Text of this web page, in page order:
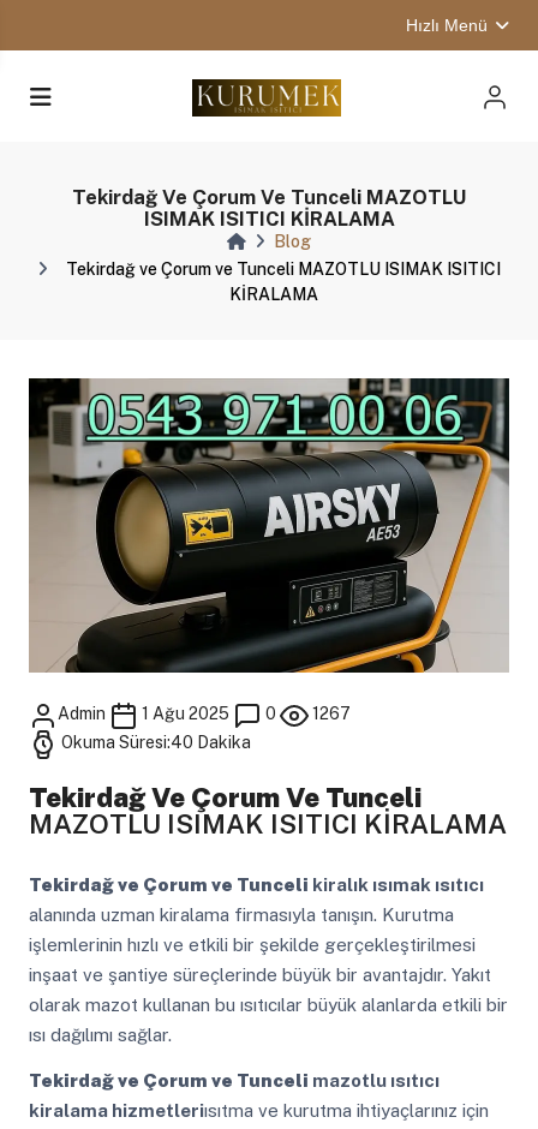
Hızlı Menü
Tekirdağ Ve Çorum Ve Tunceli MAZOTLU
ISIMAK ISITICI KİRALAMA
Blog
Tekirdağ ve Çorum ve Tunceli MAZOTLU ISIMAK ISITICI
KİRALAMA
Admin 1 Ağu 2025 0
1267
Okuma Süresi:40 Dakika
Tekirdağ Ve Çorum Ve Tunceli
MAZOTLU ISIMAK ISITICI KİRALAMA
Tekirdağ ve Çorum ve Tunceli kiralık ısımak ısıtıcı
alanında uzman kiralama firmasıyla tanışın. Kurutma
işlemlerinin hızlı ve etkili bir şekilde gerçekleştirilmesi
inşaat ve şantiye süreçlerinde büyük bir avantajdır. Yakıt
olarak mazot kullanan bu ısıtıcılar büyük alanlarda etkili bir
ısı dağılımı sağlar.
Tekirdağ ve Çorum ve Tunceli mazotlu ısıtıcı
kiralama hizmetleriısıtma ve kurutma ihtiyaçlarınız için